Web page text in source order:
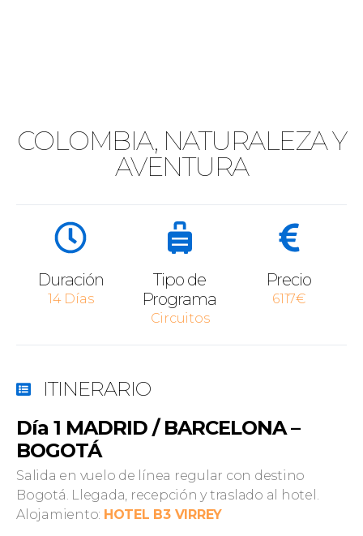
COLOMBIA, NATURALEZA Y
AVENTURA
Duración
14 Días
Tipo de
Programa
Circuitos
Precio
6117€
ITINERARIO
Día 1 MADRID / BARCELONA –
BOGOTÁ
Salida en vuelo de línea regular con destino
Bogotá. Llegada, recepción y traslado al hotel.
Alojamiento: HOTEL B3 VIRREY